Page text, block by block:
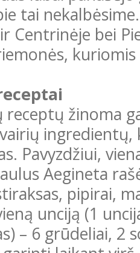
tai
Centrinėje bei
receptų žinoma
Pavyzdžiui,
Aegineta
pipirai,
unciją (1
– 6 grūdeliai, 2